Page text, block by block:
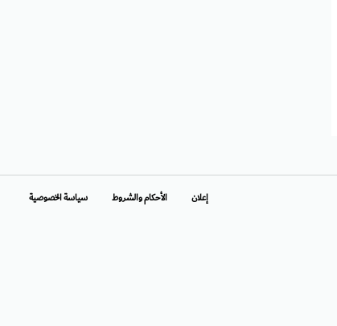
إعلان الأحكام والشروط سياسة الخصوصية